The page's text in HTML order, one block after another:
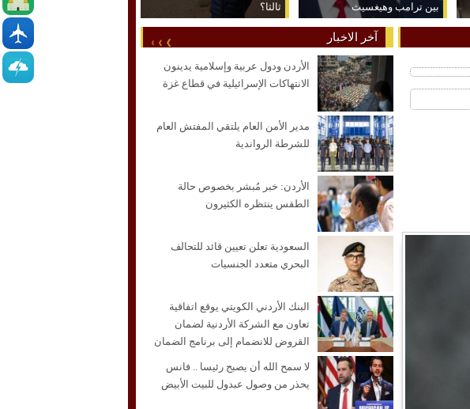
بين ترامب وهيغسيث
ثالثا؟
آخر الاخبار
الأردن ودول عربية وإسلامية يدينون
الانتهاكات الإسرائيلية في قطاع غزة
مدير الأمن العام يلتقي المفتش العام
للشرطة الرواندية
الأردن: خبر مُبشر بخصوص حالة
الطقس ينتظره الكثيرون
السعودية تعلن تعيين قائد للتحالف
البحري متعدد الجنسيات
البنك الأردني الكويتي يوقع اتفاقية
تعاون مع الشركة الأردنية لضمان
القروض للانضمام إلى برنامج الضمان
من أجل التوظيف
لا سمح الله أن يصبح رئيسا .. فانس
يحذر من وصول عبدول للبيت الأبيض